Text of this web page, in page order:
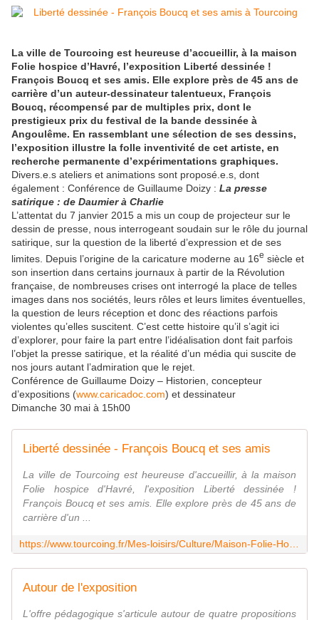
La ville de Tourcoing est heureuse d’accueillir, à la maison
Folie hospice d’Havré, l’exposition Liberté dessinée !
François Boucq et ses amis. Elle explore près de 45 ans de
carrière d’un auteur-dessinateur talentueux, François
Boucq, récompensé par de multiples prix, dont le
prestigieux prix du festival de la bande dessinée à
Angoulême. En rassemblant une sélection de ses dessins,
l’exposition illustre la folle inventivité de cet artiste, en
recherche permanente d’expérimentations graphiques.
Divers.e.s ateliers et animations sont proposé.e.s, dont
également : Conférence de Guillaume Doizy : La presse
satirique : de Daumier à Charlie
L’attentat du 7 janvier 2015 a mis un coup de projecteur sur le
dessin de presse, nous interrogeant soudain sur le rôle du journal
satirique, sur la question de la liberté d’expression et de ses
limites. Depuis l’origine de la caricature moderne au 16e siècle et
son insertion dans certains journaux à partir de la Révolution
française, de nombreuses crises ont interrogé la place de telles
images dans nos sociétés, leurs rôles et leurs limites éventuelles,
la question de leurs réception et donc des réactions parfois
violentes qu’elles suscitent. C’est cette histoire qu’il s’agit ici
d’explorer, pour faire la part entre l’idéalisation dont fait parfois
l’objet la presse satirique, et la réalité d’un média qui suscite de
nos jours autant l’admiration que le rejet.
Conférence de Guillaume Doizy – Historien, concepteur
d’expositions (www.caricadoc.com) et dessinateur
Dimanche 30 mai à 15h00
Liberté dessinée - François Boucq et ses amis
La ville de Tourcoing est heureuse d'accueillir, à la maison
Folie hospice d'Havré, l'exposition Liberté dessinée !
François Boucq et ses amis. Elle explore près de 45 ans de
carrière d'un ...
Autour de l'exposition
L'offre pédagogique s'articule autour de quatre propositions